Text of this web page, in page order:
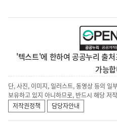
'텍스트'에 한하여 공공누리 출
가능
단, 사진, 이미지, 일러스트, 동영상 등의 일
보유하고 있지 아니하므로, 반드시 해당 저
저작권정책
담당자안내